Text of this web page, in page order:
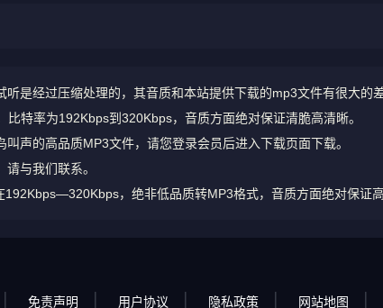
是经过压缩处理的，其音质和本站提供下载的mp3文件有很大的差
特率为192Kbps到320Kbps，音质方面绝对保证清脆高清晰。
声的高品质MP3文件，请您登录会员后进入下载页面下载。
与我们联系。
，绝非低品质转MP3格式，音质方面绝对保证高
免责声明 用户协议 隐私政策 网站地图